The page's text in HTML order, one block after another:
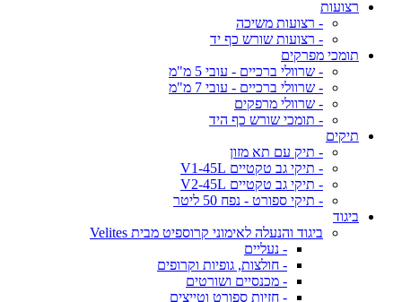
רצועות
- רצועות משיכה
- רצועות שורש כף יד
תומכי מפרקים
- שרוולי ברכיים - עובי 5 מ"מ
- שרוולי ברכיים - עובי 7 מ"מ
- שרוולי מרפקים
- תומכי שורש כף היד
תיקים
- תיק עם תא מזון
- תיקי גב טקטיים V1-45L
- תיקי גב טקטיים V2-45L
- תיקי ספורט - נפח 50 ליטר
ביגוד
ביגוד והנעלה לאימוני קרוספיט מבית Velites
- נעליים
- חולצות, גופיות וקרופים
- מכנסיים ושורטים
- חזיות ספורט וטייצים